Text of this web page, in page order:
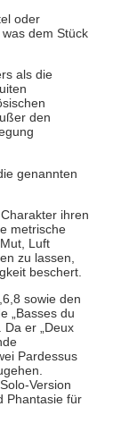
oder
dem Stück
als die
den
genannten
ihren
metrische
Luft
zu lassen,
beschert.
sowie den
„Basses du
er „Deux
Pardessus
Version
Phantasie für